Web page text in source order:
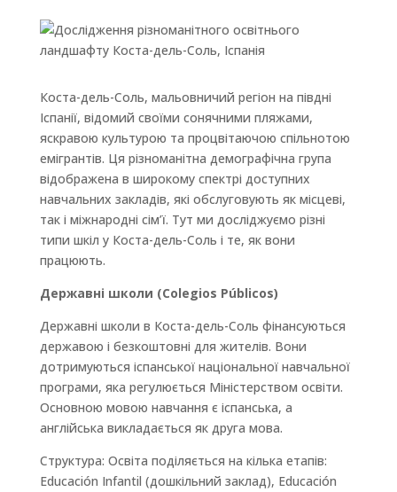
Коста-дель-Соль, мальовничий регіон на півдні
Іспанії, відомий своїми сонячними пляжами,
яскравою культурою та процвітаючою спільнотою
емігрантів. Ця різноманітна демографічна група
відображена в широкому спектрі доступних
навчальних закладів, які обслуговують як місцеві,
так і міжнародні сім’ї. Тут ми досліджуємо різні
типи шкіл у Коста-дель-Соль і те, як вони
працюють.
Державні школи (Colegios Públicos)
Державні школи в Коста-дель-Соль фінансуються
державою і безкоштовні для жителів. Вони
дотримуються іспанської національної навчальної
програми, яка регулюється Міністерством освіти.
Основною мовою навчання є іспанська, а
англійська викладається як друга мова.
Структура: Освіта поділяється на кілька етапів:
Educación Infantil (дошкільний заклад), Educación